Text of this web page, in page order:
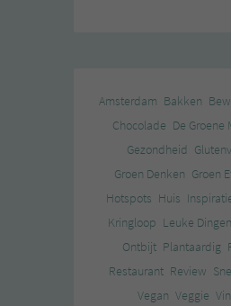
Amsterdam Bakken
Chocolade De Groene
Gezondheid
Groen Denken Groen
Hotspots Huis
Kringloop Leuke Dingen
Ontbijt Plantaardig
Restaurant Review
Vegan Veggie